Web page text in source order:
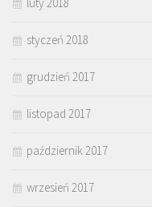
styczeń 2018
grudzień 2017
listopad 2017
październik 2017
wrzesień 2017